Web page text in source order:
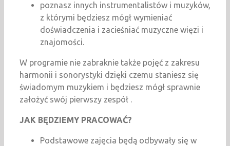
poznasz innych instrumentalistów i muzyków,
z którymi będziesz mógł wymieniać
doświadczenia i zacieśniać muzyczne więzi i
znajomości.
W programie nie zabraknie także pojęć z zakresu
harmonii i sonorystyki dzięki czemu staniesz się
świadomym muzykiem i będziesz mógł sprawnie
założyć swój pierwszy zespół .
JAK BĘDZIEMY PRACOWAĆ?
Podstawowe zajęcia będą odbywały się w